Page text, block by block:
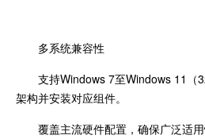
多系统兼容性
支持Windows 7至Windows 11（
架构并安装对应组件。
覆盖主流硬件配置，确保广泛适用